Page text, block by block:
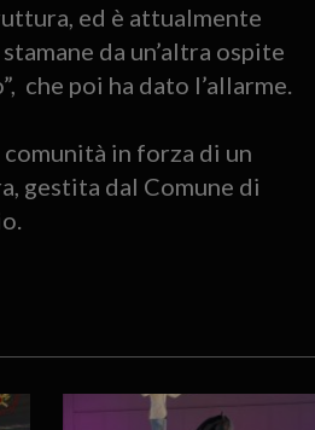
ed è attualmente
da un’altra ospite
che poi ha dato l’allarme.
in forza di un
gestita dal Comune di